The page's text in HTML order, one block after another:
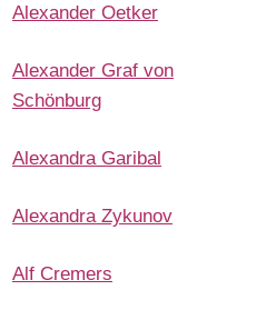
Alexander Oetker
Alexander Graf von
Schönburg
Alexandra Garibal
Alexandra Zykunov
Alf Cremers